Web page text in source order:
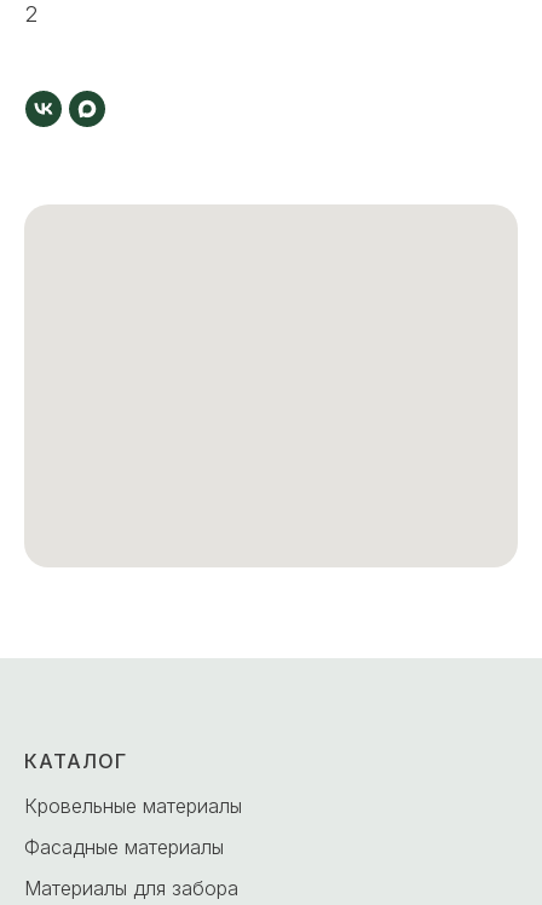
2
КАТАЛОГ
Кровельные материалы
Фасадные материалы
Материалы для забора